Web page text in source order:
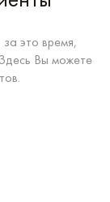
это время,
Вы можете